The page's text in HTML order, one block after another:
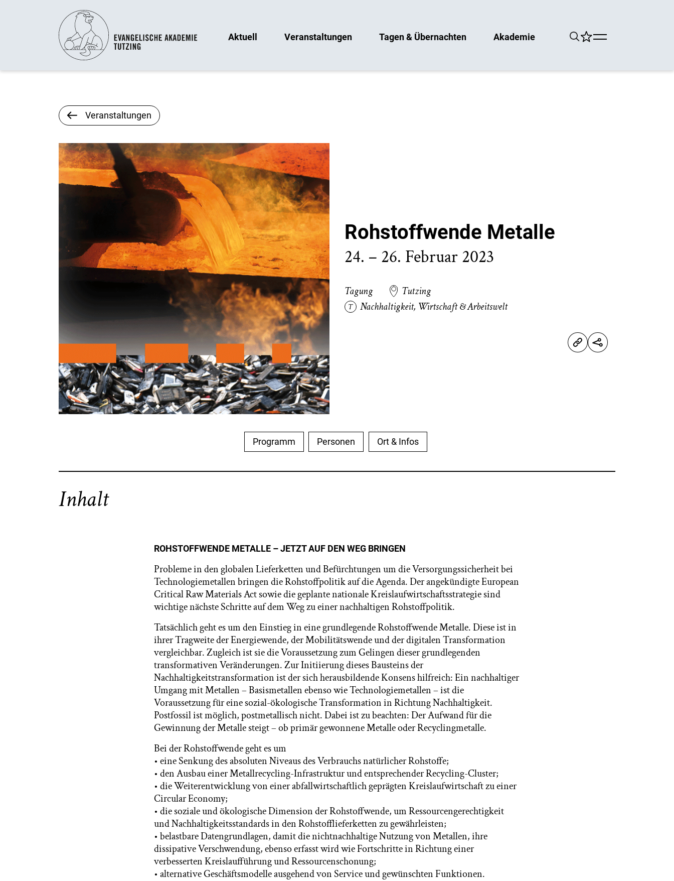
Aktuell Veranstaltungen Tagen & Übernachten Akademie
Veranstaltungen
Rohstoffwende Metalle
24. – 26. Februar 2023
Tagung
Tutzing
Nachhaltigkeit, Wirtschaft & Arbeitswelt
Programm Personen Ort & Infos
Inhalt
ROHSTOFFWENDE METALLE – JETZT AUF DEN WEG BRINGEN
Probleme in den globalen Lieferketten und Befürchtungen um die Versorgungssicherheit bei
Technologiemetallen bringen die Rohstoffpolitik auf die Agenda. Der angekündigte European
Critical Raw Materials Act sowie die geplante nationale Kreislaufwirtschaftsstrategie sind
wichtige nächste Schritte auf dem Weg zu einer nachhaltigen Rohstoffpolitik.
Tatsächlich geht es um den Einstieg in eine grundlegende Rohstoffwende Metalle. Diese ist in
ihrer Tragweite der Energiewende, der Mobilitätswende und der digitalen Transformation
vergleichbar. Zugleich ist sie die Voraussetzung zum Gelingen dieser grundlegenden
transformativen Veränderungen. Zur Initiierung dieses Bausteins der
Nachhaltigkeitstransformation ist der sich herausbildende Konsens hilfreich: Ein nachhaltiger
Umgang mit Metallen – Basismetallen ebenso wie Technologiemetallen – ist die
Voraussetzung für eine sozial-ökologische Transformation in Richtung Nachhaltigkeit.
Postfossil ist möglich, postmetallisch nicht. Dabei ist zu beachten: Der Aufwand für die
Gewinnung der Metalle steigt – ob primär gewonnene Metalle oder Recyclingmetalle.
Bei der Rohstoffwende geht es um
• eine Senkung des absoluten Niveaus des Verbrauchs natürlicher Rohstoffe;
• den Ausbau einer Metallrecycling-Infrastruktur und entsprechender Recycling-Cluster;
• die Weiterentwicklung von einer abfallwirtschaftlich geprägten Kreislaufwirtschaft zu einer
Circular Economy;
• die soziale und ökologische Dimension der Rohstoffwende, um Ressourcengerechtigkeit
und Nachhaltigkeitsstandards in den Rohstofflieferketten zu gewährleisten;
• belastbare Datengrundlagen, damit die nichtnachhaltige Nutzung von Metallen, ihre
dissipative Verschwendung, ebenso erfasst wird wie Fortschritte in Richtung einer
verbesserten Kreislaufführung und Ressourcenschonung;
• alternative Geschäftsmodelle ausgehend von Service und gewünschten Funktionen.